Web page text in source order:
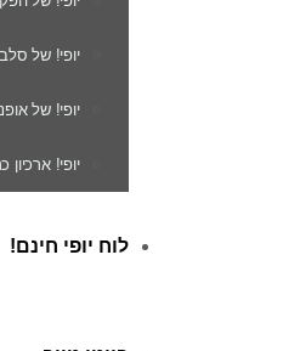
יופי! של
יופי! של
יופי! ארכיון
לוח יופי חינם!